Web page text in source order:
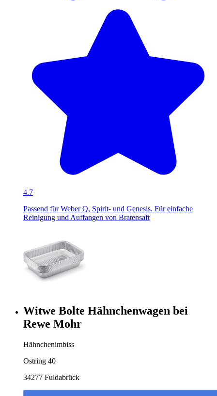
4.7
Passend für Weber Q, Spirit- und Genesis. Für einfache
Reinigung und Auffangen von Bratensaft
Witwe Bolte Hähnchenwagen bei
Rewe Mohr
Hähnchenimbiss
Ostring 40
34277 Fuldabrück